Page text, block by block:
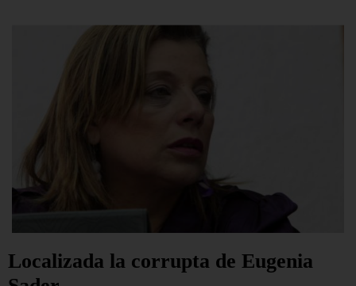
Localizada la corrupta de Eugenia